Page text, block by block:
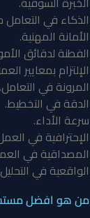
الذكاء في التعامل
الأمانة المهنية.
الفطنة لدقائق
الإلتزام بمعايير
المرونة في التعامل.
الدقة في التخطيط.
سرعة الأداء.
الإحترافية في
المصداقية في
الواقعية في
من هو افضل